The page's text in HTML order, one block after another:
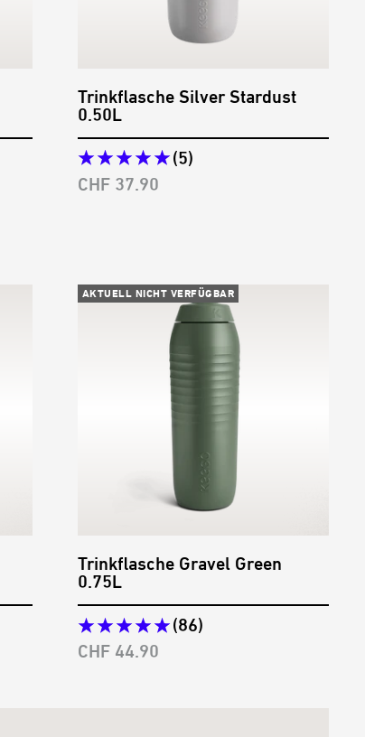
Trinkflasche Silver Stardust
0.50L
(5)
Angebotspreis
CHF 37.90
AKTUELL NICHT VERFÜGBAR
Trinkflasche Gravel Green
0.75L
(86)
Angebotspreis
CHF 44.90